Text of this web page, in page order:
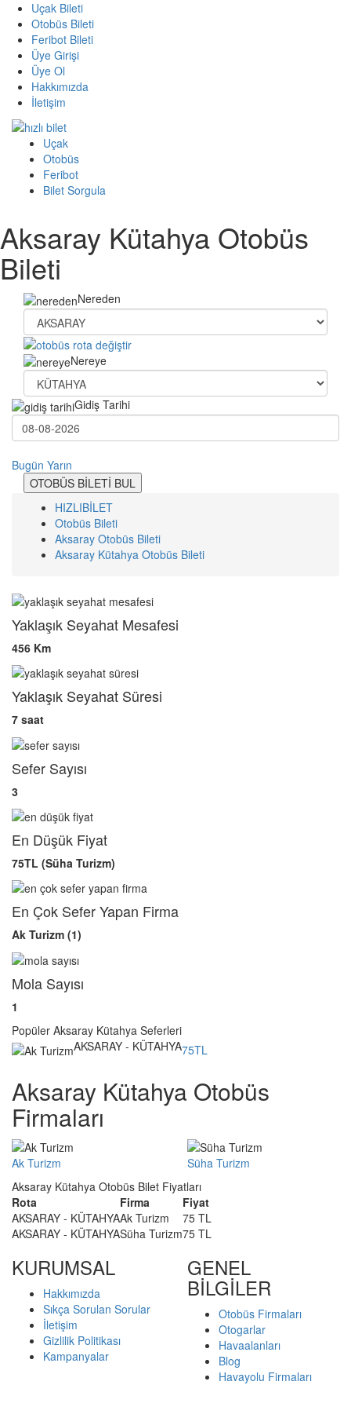
Uçak Bileti
Otobüs Bileti
Feribot Bileti
Üye Girişi
Üye Ol
Hakkımızda
İletişim
Uçak
Otobüs
Feribot
Bilet Sorgula
Aksaray Kütahya Otobüs
Bileti
Nereden
Nereye
Gidiş Tarihi
Bugün Yarın
OTOBÜS BİLETİ BUL
HIZLIBİLET
Otobüs Bileti
Aksaray Otobüs Bileti
Aksaray Kütahya Otobüs Bileti
Yaklaşık Seyahat Mesafesi
456 Km
Yaklaşık Seyahat Süresi
7 saat
Sefer Sayısı
3
En Düşük Fiyat
75TL (Süha Turizm)
En Çok Sefer Yapan Firma
Ak Turizm (1)
Mola Sayısı
1
Popüler Aksaray Kütahya Seferleri
AKSARAY - KÜTAHYA75TL
Aksaray Kütahya Otobüs
Firmaları
Ak Turizm
Süha Turizm
Aksaray Kütahya Otobüs Bilet Fiyatları
Rota
Firma
Fiyat
AKSARAY - KÜTAHYAAk Turizm
75 TL
AKSARAY - KÜTAHYASüha Turizm75 TL
KURUMSAL
Hakkımızda
Sıkça Sorulan Sorular
İletişim
Gizlilik Politikası
Kampanyalar
GENEL
BİLGİLER
Otobüs Firmaları
Otogarlar
Havaalanları
Blog
Havayolu Firmaları